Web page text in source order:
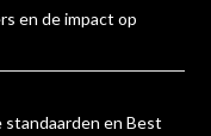
en de impact op
en Best